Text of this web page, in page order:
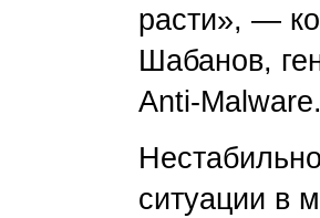
расти», —
Шабанов,
Anti-
ситуации в